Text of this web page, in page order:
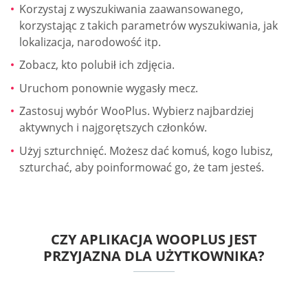
Korzystaj z wyszukiwania zaawansowanego,
korzystając z takich parametrów wyszukiwania, jak
lokalizacja, narodowość itp.
Zobacz, kto polubił ich zdjęcia.
Uruchom ponownie wygasły mecz.
Zastosuj wybór WooPlus. Wybierz najbardziej
aktywnych i najgorętszych członków.
Użyj szturchnięć. Możesz dać komuś, kogo lubisz,
szturchać, aby poinformować go, że tam jesteś.
CZY APLIKACJA WOOPLUS JEST
PRZYJAZNA DLA UŻYTKOWNIKA?